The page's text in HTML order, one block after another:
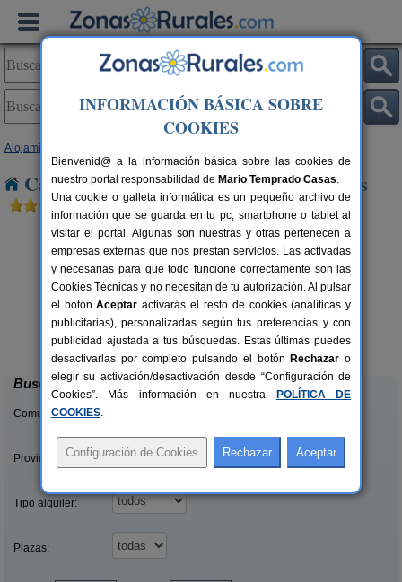
Alojamientos
Casas Rurales cerca de Calera y Chozas
16+3 pers.
desde25 €
El Sueño de Lucrecia
Villarrubia de Santiago (Toledo)
Buscar
Comunidades:
Provincias/Islas:
Tipo alquiler:
Plazas:
INFORMACIÓN BÁSICA SOBRE
COOKIES
Bienvenid@ a la información básica sobre las cookies de
nuestro portal responsabilidad de Mario Temprado Casas.
Una cookie o galleta informática es un pequeño archivo de
información que se guarda en tu pc, smartphone o tablet al
visitar el portal. Algunas son nuestras y otras pertenecen a
empresas externas que nos prestan servicios. Las activadas
y necesarias para que todo funcione correctamente son las
Cookies Técnicas y no necesitan de tu autorización. Al pulsar
el botónAceptar activarás el resto de cookies (analíticas y
publicitarias), personalizadas según tus preferencias y con
publicidad ajustada a tus búsquedas. Estas últimas puedes
desactivarlas por completo pulsando el botón Rechazar o
elegir su activación/desactivación desde “Configuración de
Cookies”. Más información en nuestra
POLÍTICA DE
COOKIES.